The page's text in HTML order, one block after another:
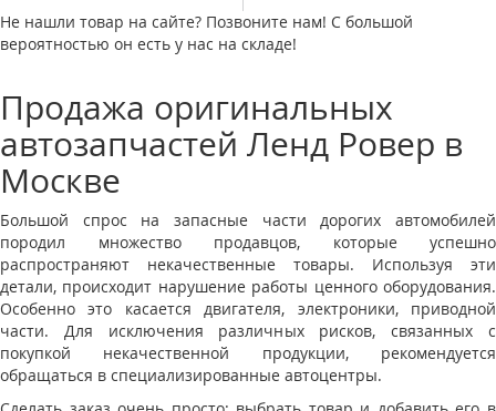
Не нашли товар на сайте? Позвоните нам! С большой
вероятностью он есть у нас на складе!
Продажа оригинальных
автозапчастей Ленд Ровер в
Москве
Большой спрос на запасные части дорогих автомобилей
породил множество продавцов, которые успешно
распространяют некачественные товары. Используя эти
детали, происходит нарушение работы ценного оборудования.
Особенно это касается двигателя, электроники, приводной
части. Для исключения различных рисков, связанных с
покупкой некачественной продукции, рекомендуется
обращаться в специализированные автоцентры.